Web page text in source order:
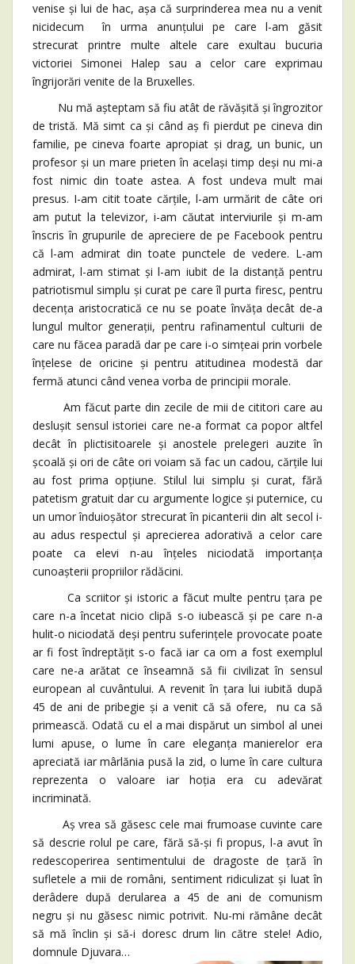
venise și lui de hac, așa că surprinderea mea nu a venit
nicidecum în urma anunțului pe care l-am găsit
strecurat printre multe altele care exultau bucuria
victoriei Simonei Halep sau a celor care exprimau
îngrijorări venite de la Bruxelles.
Nu mă așteptam să fiu atât de răvășită și îngrozitor
de tristă. Mă simt ca și când aș fi pierdut pe cineva din
familie, pe cineva foarte apropiat și drag, un bunic, un
profesor și un mare prieten în același timp deși nu mi-a
fost nimic din toate astea. A fost undeva mult mai
presus. I-am citit toate cărțile, l-am urmărit de câte ori
am putut la televizor, i-am căutat interviurile și m-am
înscris în grupurile de apreciere de pe Facebook pentru
că l-am admirat din toate punctele de vedere. L-am
admirat, l-am stimat și l-am iubit de la distanță pentru
patriotismul simplu și curat pe care îl purta firesc, pentru
decența aristocratică ce nu se poate învăța decât de-a
lungul multor generații, pentru rafinamentul culturii de
care nu făcea paradă dar pe care i-o simțeai prin vorbele
înțelese de oricine și pentru atitudinea modestă dar
fermă atunci când venea vorba de principii morale.
Am făcut parte din zecile de mii de cititori care au
deslușit sensul istoriei care ne-a format ca popor altfel
decât în plictisitoarele și anostele prelegeri auzite în
școală și ori de câte ori voiam să fac un cadou, cărțile lui
au fost prima opțiune. Stilul lui simplu și curat, fără
patetism gratuit dar cu argumente logice și puternice, cu
un umor înduioșător strecurat în picanterii din alt secol i-
au adus respectul și aprecierea adorativă a celor care
poate ca elevi n-au înțeles niciodată importanța
cunoașterii propriilor rădăcini.
Ca scriitor și istoric a făcut multe pentru țara pe
care n-a încetat nicio clipă s-o iubească și pe care n-a
hulit-o niciodată deși pentru suferințele provocate poate
ar fi fost îndreptățit s-o facă iar ca om a fost exemplul
care ne-a arătat ce înseamnă să fii civilizat în sensul
european al cuvântului. A revenit în țara lui iubită după
45 de ani de pribegie și a venit că să ofere, nu ca să
primească. Odată cu el a mai dispărut un simbol al unei
lumi apuse, o lume în care eleganța manierelor era
apreciată iar mârlănia pusă la zid, o lume în care cultura
reprezenta o valoare iar hoția era cu adevărat
incriminată.
Aș vrea să găsesc cele mai frumoase cuvinte care
să descrie rolul pe care, fără să-și fi propus, l-a avut în
redescoperirea sentimentului de dragoste de țară în
sufletele a mii de români, sentiment ridiculizat și luat în
derâdere după derularea a 45 de ani de comunism
negru și nu găsesc nimic potrivit. Nu-mi rămâne decât
să mă înclin și să-i doresc drum lin către stele! Adio,
domnule Djuvara…